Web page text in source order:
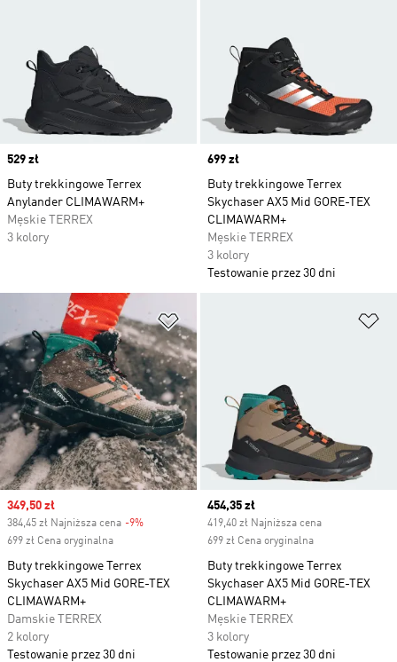
Price
529 zł
Buty trekkingowe Terrex
Anylander CLIMAWARM+
Męskie TERREX
3 kolory
Price
699 zł
Buty trekkingowe Terrex
Skychaser AX5 Mid GORE-TEX
CLIMAWARM+
Męskie TERREX
3 kolory
Testowanie przez 30 dni
Sale price
349,50 zł
384,45 zł Najniższa cena -9%
699 zł Cena oryginalna
Buty trekkingowe Terrex
Skychaser AX5 Mid GORE-TEX
CLIMAWARM+
Damskie TERREX
2 kolory
Testowanie przez 30 dni
Current price
454,35 zł
419,40 zł Najniższa cena
699 zł Cena oryginalna
Buty trekkingowe Terrex
Skychaser AX5 Mid GORE-TEX
CLIMAWARM+
Męskie TERREX
3 kolory
Testowanie przez 30 dni